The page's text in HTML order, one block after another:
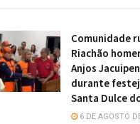
Comunidade
Riachão
Anjos
durante
Santa Dulce
6 DE AGOSTO